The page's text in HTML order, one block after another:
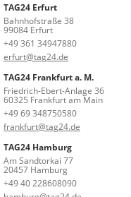
TAG24 Erfurt
Bahnhofstraße 38
99084 Erfurt
+49 361 34947880
erfurt@tag24.de
TAG24 Frankfurt a. M.
Friedrich-Ebert-Anlage 36
60325 Frankfurt am Main
+49 69 348750580
frankfurt@tag24.de
TAG24 Hamburg
Am Sandtorkai 77
20457 Hamburg
+49 40 228608090